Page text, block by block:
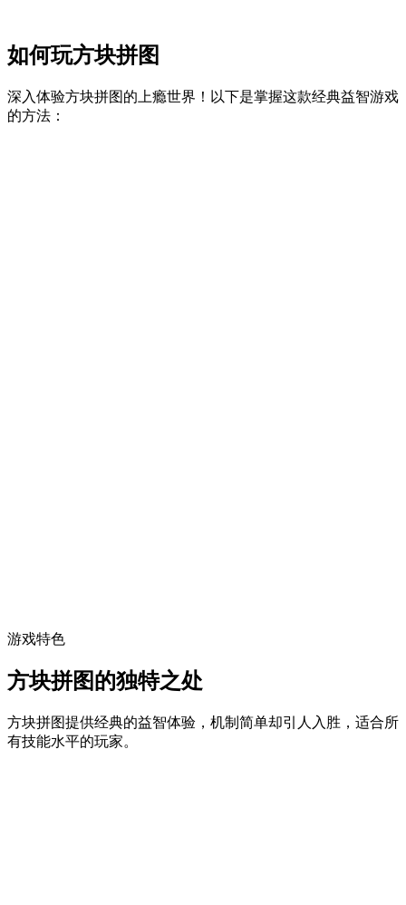
如何玩方块拼图
深入体验方块拼图的上瘾世界！以下是掌握这款经典益智游戏
的方法：
游戏特色
方块拼图的独特之处
方块拼图提供经典的益智体验，机制简单却引人入胜，适合所
有技能水平的玩家。